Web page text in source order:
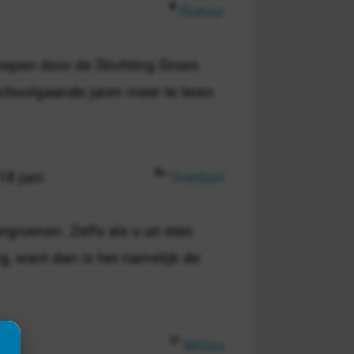
door de Stichting Groen
jaren meer te leren
juni
Zelfs als u uit eten
want dan is het namelijk de